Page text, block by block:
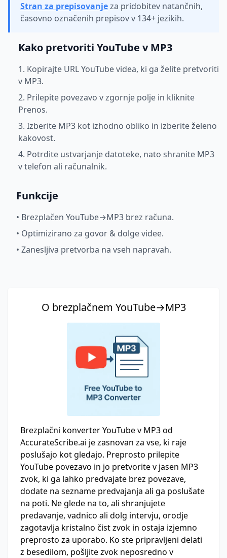
Stran za prepisovanjeza pridobitev natančnih,
časovno označenih prepisov v 134+ jezikih.
Kako pretvoriti YouTube v MP3
1. Kopirajte URL YouTube videa, ki ga želite pretvoriti
v MP3.
2. Prilepite povezavo v zgornje polje in kliknite
Prenos.
3. Izberite MP3 kot izhodno obliko in izberite želeno
kakovost.
4. Potrdite ustvarjanje datoteke, nato shranite MP3
v telefon ali računalnik.
Funkcije
• Brezplačen YouTube→MP3 brez računa.
• Optimizirano za govor & dolge videe.
• Zanesljiva pretvorba na vseh napravah.
O brezplačnem YouTube→MP3
Brezplačni konverter YouTube v MP3 od
AccurateScribe.ai je zasnovan za vse, ki raje
poslušajo kot gledajo. Preprosto prilepite
YouTube povezavo in jo pretvorite v jasen MP3
zvok, ki ga lahko predvajate brez povezave,
dodate na sezname predvajanja ali ga poslušate
na poti. Ne glede na to, ali shranjujete
predavanje, vadnico ali dolg intervju, orodje
zagotavlja kristalno čist zvok in ostaja izjemno
preprosto za uporabo. Ko ste pripravljeni delati
z besedilom, pošljite zvok neposredno v